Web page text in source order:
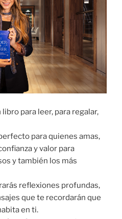
libro para leer, para regalar,
para quienes amas,
y valor para
y también los más
reflexiones profundas,
que te recordarán que
en ti.